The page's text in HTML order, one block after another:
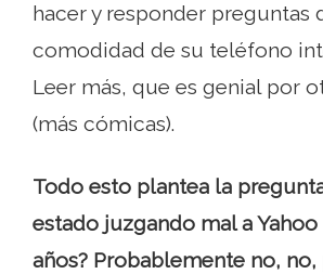
hacer y responder preguntas
comodidad de su teléfono
Leer más, que es genial por
(más cómicas).
Todo esto plantea la
estado juzgando mal a
años? Probablemente no, no,